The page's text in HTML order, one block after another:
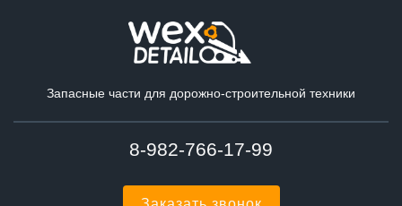
Запасные части для дорожно-строительной техники
8-982-766-17-99